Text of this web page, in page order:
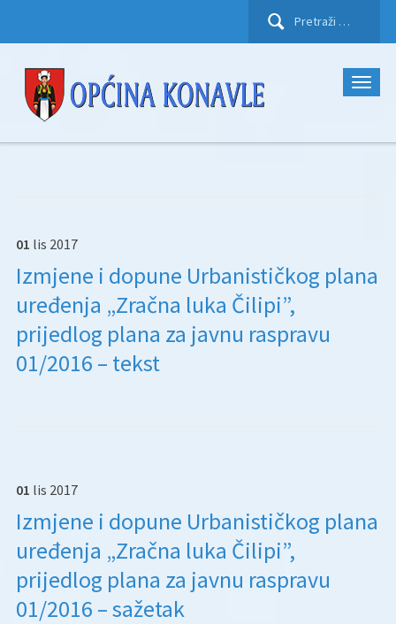
Pretraži:
01 lis 2017
Izmjene i dopune Urbanističkog plana
uređenja „Zračna luka Čilipi”,
prijedlog plana za javnu raspravu
01/2016 – tekst
01 lis 2017
Izmjene i dopune Urbanističkog plana
uređenja „Zračna luka Čilipi”,
prijedlog plana za javnu raspravu
01/2016 – sažetak